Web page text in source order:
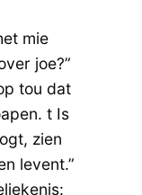
mie
joe?”
tou dat
t Is
zien
levent.”